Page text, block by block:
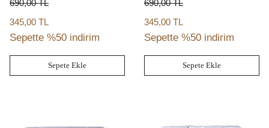
690,00TL
345,00 TL
Sepette %50 indirim
Sepete Ekle
690,00TL
345,00 TL
Sepette %50 indirim
Sepete Ekle